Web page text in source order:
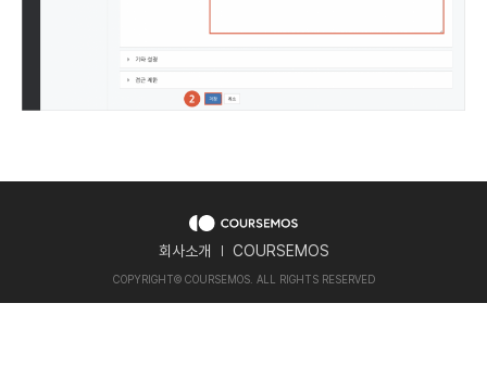
회사소개 COURSEMOS
COPYRIGHT©COURSEMOS. ALL RIGHTS RESERVED